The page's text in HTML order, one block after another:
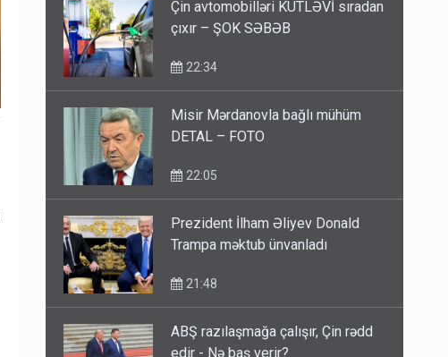
16:18
İlham Əliyev müharibədə də,
15:02
Pakistan prezidentindən
13:58
Çin avtomobilləri KÜTLƏVİ sıradan
Misir Mərdanovla bağlı mühüm
Prezident İlham Əliyev Donald
ABŞ razılaşmağa çalışır, Çin rədd